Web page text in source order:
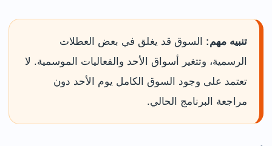
تنبيه مهم: السوق قد يغلق في بعض العطلات
الرسمية، وتتغير أسواق الأحد والفعاليات الموسمية. لا
تعتمد على وجود السوق الكامل يوم الأحد دون
مراجعة البرنامج الحالي.